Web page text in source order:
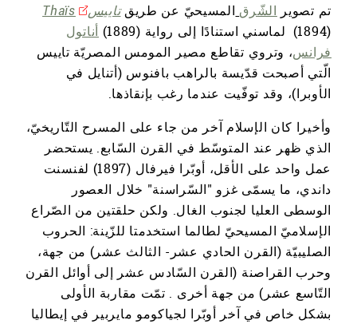
تم تصوير الشّرق المسيحيّ عن طريقتاييسThaïs
(1894) لماسني استنادًا إلى رواية (1889)
أناتول
فرانس ، وتروي تقاطع مصير المومس المصريّة تاييس
الّتي أصبحت قدّيسة بالراهب بافنوس (أتنايل في
الأوبرا)، وقد توفّيت عندما رغب بإنقاذها.
وأخيرا كان الإسلام آخر من جاء على المسرح التّاريخيّ،
الذي ظهر عند المتوسّط في القرن السّابع. يستحضر
عمل واحد على الأقل، أوبّرا فيرفال (1897) لفنسنت
داندي، ما يسمّى غزو "السّراسنة" خلال العصور
الوسطى العليا لجنوب الغال. ولكن حلقتين من الصّراع
الإسلاميّ المسيحيّ لطالما استخدمتا للزّينة: الحروب
الصليبيّة (القرن الحادي عشر- الثالث عشر) من جهة،
وحرب القراصنة (القرن السّادس عشر إلى أوائل القرن
التّاسع عشر) من جهة أخرى . تمّت مقاربة الأولى
بشكل خاص في آخر أوبّرا لجياكومو مايربير في إيطاليا